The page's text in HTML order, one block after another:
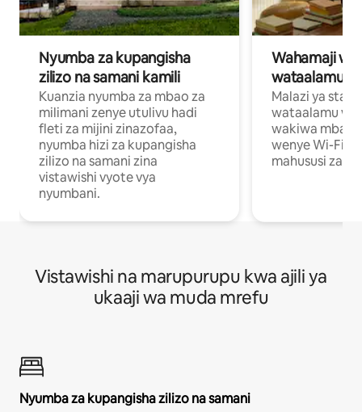
Nyumba za kupangisha
zilizo na samani kamili
Kuanzia nyumba za mbao za
milimani zenye utulivu hadi
fleti za mijini zinazofaa,
nyumba hizi za kupangisha
zilizo na samani zina
vistawishi vyote vya
nyumbani.
Wahamaji
wataalamu
Malazi ya
wataalamu
wakiwa mbali
wenye Wi-Fi
mahususi za
Vistawishi na marupurupu kwa ajili ya
ukaaji wa muda mrefu
Nyumba za kupangisha zilizo na samani